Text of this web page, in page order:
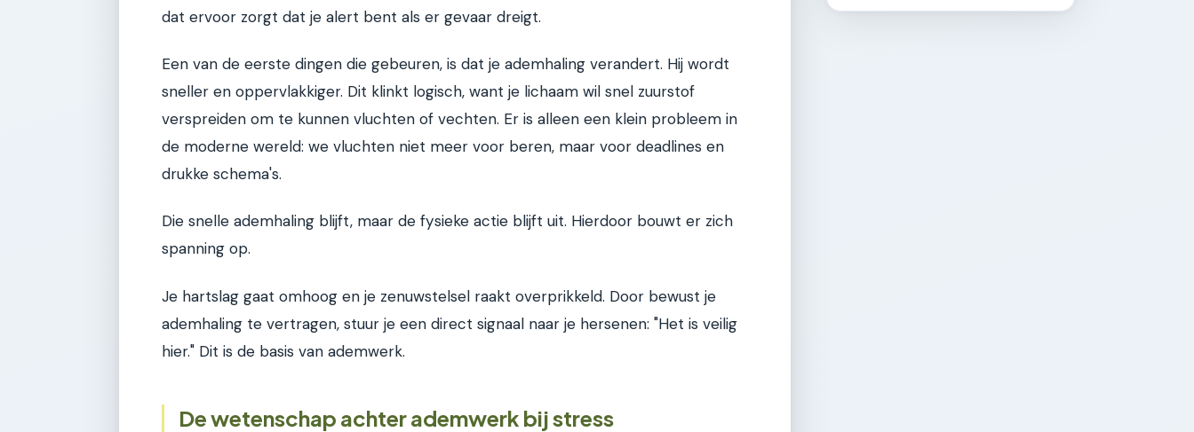
dat ervoor zorgt dat je alert bent als er gevaar dreigt.
Een van de eerste dingen die gebeuren, is dat je ademhaling verandert. Hij wordt
sneller en oppervlakkiger. Dit klinkt logisch, want je lichaam wil snel zuurstof
verspreiden om te kunnen vluchten of vechten. Er is alleen een klein probleem in
de moderne wereld: we vluchten niet meer voor beren, maar voor deadlines en
drukke schema's.
Die snelle ademhaling blijft, maar de fysieke actie blijft uit. Hierdoor bouwt er zich
spanning op.
Je hartslag gaat omhoog en je zenuwstelsel raakt overprikkeld. Door bewust je
ademhaling te vertragen, stuur je een direct signaal naar je hersenen: "Het is veilig
hier." Dit is de basis van ademwerk.
De wetenschap achter ademwerk bij stress